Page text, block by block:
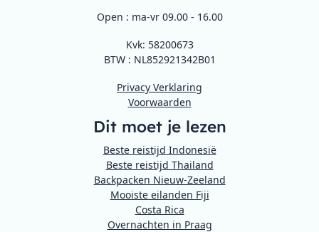
Open : ma-vr 09.00 - 16.00
Kvk: 58200673
BTW : NL852921342B01
Privacy Verklaring
Voorwaarden
Dit moet je lezen
Beste reistijd Indonesië
Beste reistijd Thailand
Backpacken Nieuw-Zeeland
Mooiste eilanden Fiji
Costa Rica
Overnachten in Praag